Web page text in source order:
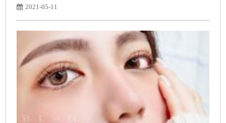
2021-05-11